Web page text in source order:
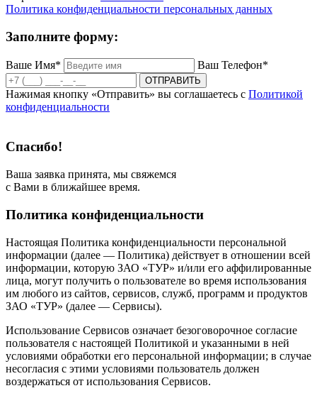
Политика конфиденциальности персональных данных
Заполните форму:
Ваше Имя* Ваш Телефон*
ОТПРАВИТЬ
Нажимая кнопку «Отправить» вы соглашаетесь с Политикой
конфиденциальности
Спасибо!
Ваша заявка принята, мы свяжемся
с Вами в ближайшее время.
Политика конфиденциальности
Настоящая Политика конфиденциальности персональной
информации (далее — Политика) действует в отношении всей
информации, которую ЗАО «ТУР» и/или его аффилированные
лица, могут получить о пользователе во время использования
им любого из сайтов, сервисов, служб, программ и продуктов
ЗАО «ТУР» (далее — Сервисы).
Использование Сервисов означает безоговорочное согласие
пользователя с настоящей Политикой и указанными в ней
условиями обработки его персональной информации; в случае
несогласия с этими условиями пользователь должен
воздержаться от использования Сервисов.